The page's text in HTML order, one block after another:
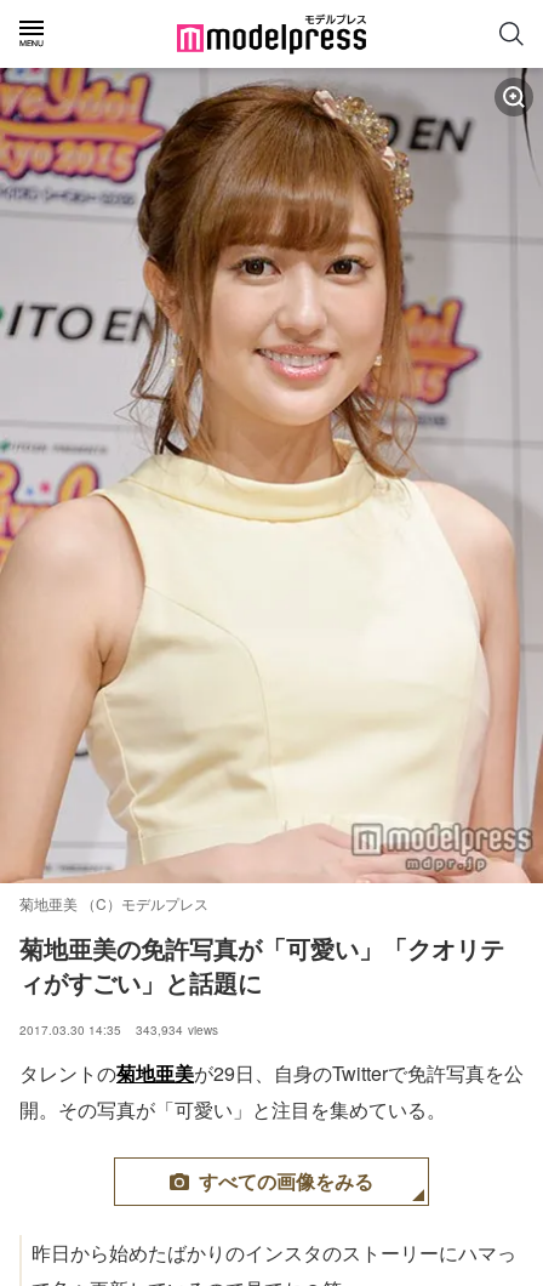
菊地亜美 （C）モデルプレス
菊地亜美の免許写真が「可愛い」「クオリテ
ィがすごい」と話題に
2017.03.30 14:35 343,934 views
タレントの菊地亜美が29日、自身のTwitterで免許写真を公
開。その写真が「可愛い」と注目を集めている。
すべての画像をみる
昨日から始めたばかりのインスタのストーリーにハマっ